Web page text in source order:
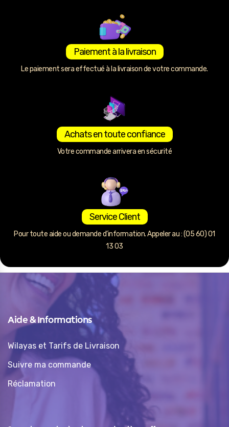
Paiement à la livraison
Le paiement sera effectué à la livraison de votre commande.
Achats en toute confiance
Votre commande arrivera en sécurité
Service Client
Pour toute aide ou demande d’information. Appeler au : (05 60) 01
13 03
Aide & Informations
Wilayas et Tarifs de Livraison
Suivre ma commande
Réclamation